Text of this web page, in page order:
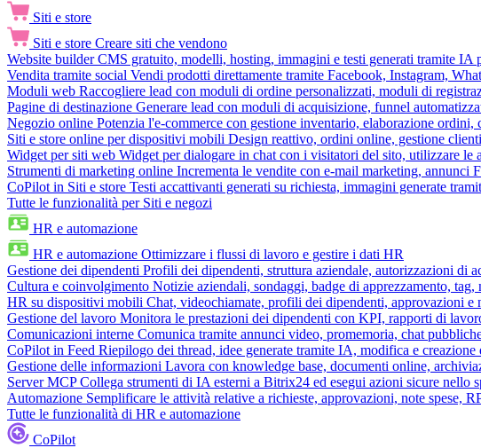
Siti e store
Siti e store Creare siti che vendono
Website builder CMS gratuito, modelli, hosting, immagini e testi generati tramite IA
Vendita tramite social Vendi prodotti direttamente tramite Facebook, Instagram,
Moduli web Raccogliere lead con moduli di ordine personalizzati, moduli di
Pagine di destinazione Generare lead con moduli di acquisizione, funnel
Negozio online Potenzia l'e-commerce con gestione inventario, elaborazione ordini,
Siti e store online per dispositivi mobili Design reattivo, ordini online, gestione
Widget per siti web Widget per dialogare in chat con i visitatori del sito, utilizzare le
Strumenti di marketing online Incrementa le vendite con e-mail marketing, annunci
CoPilot in Siti e store Testi accattivanti generati su richiesta, immagini generate
Tutte le funzionalità per Siti e negozi
HR e automazione
HR e automazione Ottimizzare i flussi di lavoro e gestire i dati HR
Gestione dei dipendenti Profili dei dipendenti, struttura aziendale, autorizzazioni di
Cultura e coinvolgimento Notizie aziendali, sondaggi, badge di apprezzamento, tag,
HR su dispositivi mobili Chat, videochiamate, profili dei dipendenti, approvazioni e
Gestione del lavoro Monitora le prestazioni dei dipendenti con KPI, rapporti di
Comunicazioni interne Comunica tramite annunci video, promemoria, chat
CoPilot in Feed Riepilogo dei thread, idee generate tramite IA, modifica e
Gestione delle informazioni Lavora con knowledge base, documenti online,
Server MCP Collega strumenti di IA esterni a Bitrix24 ed esegui azioni sicure nello
Automazione Semplificare le attività relative a richieste, approvazioni, note spese,
Tutte le funzionalità di HR e automazione
CoPilot